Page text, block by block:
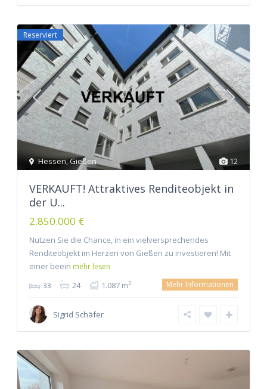
12
Hessen,Gießen
Reserviert
VERKAUFT! Attraktives Renditeobjekt in
der U...
2.850.000 €
Nutzen Sie die Chance, in ein vielversprechendes
Renditeobjekt im Herzen von Gießen zu investieren! Mit
einer beein mehr lesen
33 24 1.087 m2 Mehr Informationen
Sigrid Schäfer